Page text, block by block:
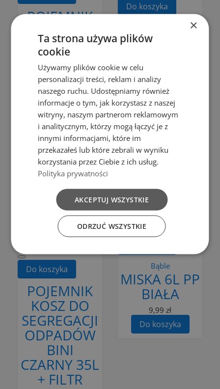
POJEMNIK
10L NA
WARZYWA I
OWOCE
WARZYWNIAK
27,00 zł
Do koszyka
Pojemnik na
Owoce
Warzywa
Warzywniak
10L
Do koszyka
OCIEKACZ
KOSMOS
CZARNY
29,99 zł
Do koszyka
Do koszyka
POJEMNIK
KOSZ DO
SEGREGACJI
ODPADÓW
BINI
CZARNY 35L
+ FILTR
Dodaj do porównania
Bąble
MISKA 6L PP
BIAŁA
9,99 zł
Do koszyka
×
Ta strona używa plików
cookie
Używamy plików cookie w celu
personalizacji treści, reklam i analizy
naszego ruchu. Udostępniamy również
informacje o tym, jak korzystasz z naszej
witryny, naszym partnerom reklamowym
i analitycznym, którzy mogą łączyć je z
innymi informacjami, które im
przekazałeś lub które zebrali w wyniku
korzystania przez Ciebie z ich usług.
Polityka prywatności
AKCEPTUJ WSZYSTKIE
ODRZUĆ WSZYSTKIE